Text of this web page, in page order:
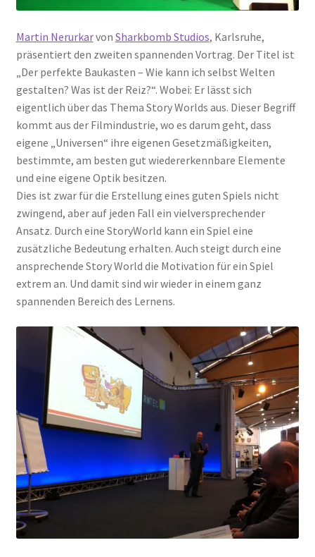
Martin Nerurkarvon Sharkbomb Studios, Karlsruhe,
präsentiert den zweiten spannenden Vortrag. Der Titel ist
„Der perfekte Baukasten – Wie kann ich selbst Welten
gestalten? Was ist der Reiz?“. Wobei: Er lässt sich
eigentlich über das Thema Story Worlds aus. Dieser Begriff
kommt aus der Filmindustrie, wo es darum geht, dass
eigene „Universen“ ihre eigenen Gesetzmäßigkeiten,
bestimmte, am besten gut wiedererkennbare Elemente
und eine eigene Optik besitzen.
Dies ist zwar für die Erstellung eines guten Spiels nicht
zwingend, aber auf jeden Fall ein vielversprechender
Ansatz. Durch eine StoryWorld kann ein Spiel eine
zusätzliche Bedeutung erhalten. Auch steigt durch eine
ansprechende Story World die Motivation für ein Spiel
extrem an. Und damit sind wir wieder in einem ganz
spannenden Bereich des Lernens.